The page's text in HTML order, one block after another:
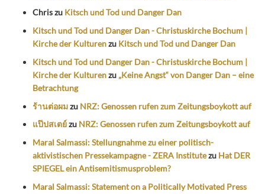
Chriszu Kitsch und Tod und Danger Dan
Kitsch und Tod und Danger Dan - Christuskirche Bochum |
Kirche der Kulturenzu Kitsch und Tod und Danger Dan
Kitsch und Tod und Danger Dan - Christuskirche Bochum |
Kirche der Kulturenzu „Keine Angst“ von Danger Dan – eine
Betrachtung
ร้านต่อผมzu NRZ: Genossen rufen zum Zeitungsboykott auf
แป๊ปสเตย์zu NRZ: Genossen rufen zum Zeitungsboykott auf
Maral Salmassi: Stellungnahme zu einer politisch-
aktivistischen Pressekampagne - ZERA Institutezu Hat DER
SPIEGEL ein Antisemitismusproblem?
Maral Salmassi: Statement on a Politically Motivated Press